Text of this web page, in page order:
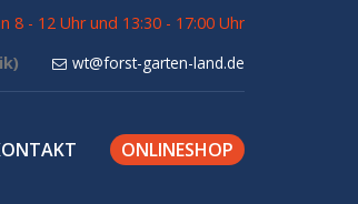
8 - 12 Uhr und 13:30 - 17:00 Uhr
wt@forst-garten-land.de
ONLINESHOP